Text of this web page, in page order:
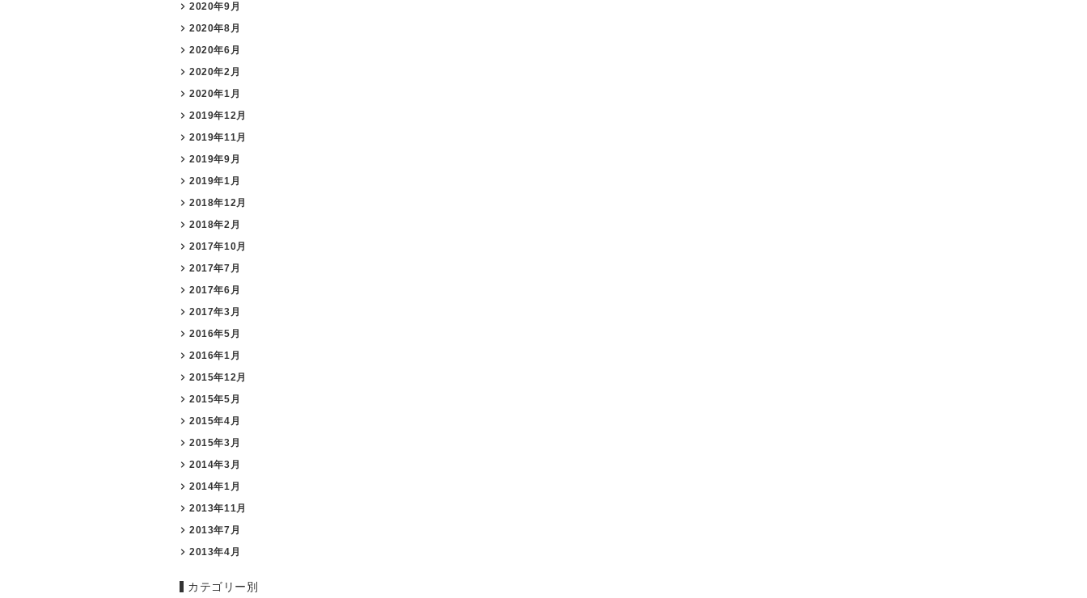
2020年9月
2020年8月
2020年6月
2020年2月
2020年1月
2019年12月
2019年11月
2019年9月
2019年1月
2018年12月
2018年2月
2017年10月
2017年7月
2017年6月
2017年3月
2016年5月
2016年1月
2015年12月
2015年5月
2015年4月
2015年3月
2014年3月
2014年1月
2013年11月
2013年7月
2013年4月
カテゴリー別